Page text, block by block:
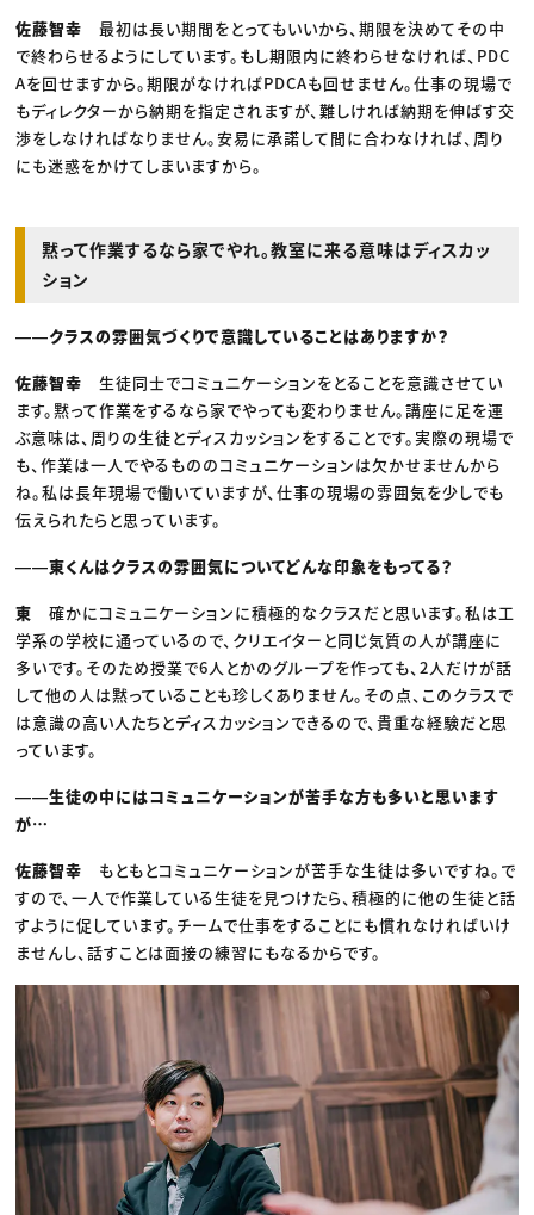
佐藤智幸 最初は長い期間をとってもいいから、期限を決めてその中
で終わらせるようにしています。もし期限内に終わらせなければ、PDC
Aを回せますから。期限がなければPDCAも回せません。仕事の現場で
もディレクターから納期を指定されますが、難しければ納期を伸ばす交
渉をしなければなりません。安易に承諾して間に合わなければ、周り
にも迷惑をかけてしまいますから。
黙って作業するなら家でやれ。教室に来る意味はディスカッ
ション
――クラスの雰囲気づくりで意識していることはありますか？
佐藤智幸 生徒同士でコミュニケーションをとることを意識させてい
ます。黙って作業をするなら家でやっても変わりません。講座に足を運
ぶ意味は、周りの生徒とディスカッションをすることです。実際の現場で
も、作業は一人でやるもののコミュニケーションは欠かせませんから
ね。私は長年現場で働いていますが、仕事の現場の雰囲気を少しでも
伝えられたらと思っています。
――東くんはクラスの雰囲気についてどんな印象をもってる？
東 確かにコミュニケーションに積極的なクラスだと思います。私は工
学系の学校に通っているので、クリエイターと同じ気質の人が講座に
多いです。そのため授業で6人とかのグループを作っても、2人だけが話
して他の人は黙っていることも珍しくありません。その点、このクラスで
は意識の高い人たちとディスカッションできるので、貴重な経験だと思
っています。
――生徒の中にはコミュニケーションが苦手な方も多いと思います
が…
佐藤智幸 もともとコミュニケーションが苦手な生徒は多いですね。で
すので、一人で作業している生徒を見つけたら、積極的に他の生徒と話
すように促しています。チームで仕事をすることにも慣れなければいけ
ませんし、話すことは面接の練習にもなるからです。